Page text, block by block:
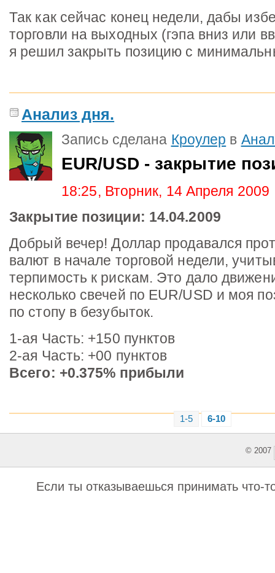
Так как сейчас конец недели, дабы
торговли на выходных (гэпа вниз или
я решил закрыть позицию с
Анализ дня.
Запись сделана Кроулер в
EUR/USD - закрытие
18:25, Вторник, 14 Апреля 2009
Закрытие позиции: 14.04.2009
Добрый вечер! Доллар продавался
валют в начале торговой недели,
терпимость к рискам. Это дало
несколько свечей по EUR/USD и моя
по стопу в безубыток.
1-ая Часть: +150 пунктов
2-ая Часть: +00 пунктов
Всего: +0.375% прибыли
1-5 6-10
© 2007
Если ты отказываешься принимать что-